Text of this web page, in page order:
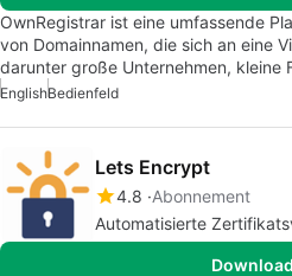
OwnRegistrar ist eine umfassende
von Domainnamen, die sich an eine
darunter große Unternehmen, kleine
EnglishBedienfeld
Lets Encrypt
4.8 Abonnement
Automatisierte